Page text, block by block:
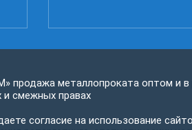
продажа металлопроката оптом и в
смежных правах
согласие на использование